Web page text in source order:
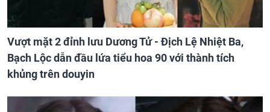
Vượt mặt 2 đỉnh lưu Dương Tử - Địch Lệ Nhiệt Ba,
Bạch Lộc dẫn đầu lứa tiểu hoa 90 với thành tích
khủng trên douyin